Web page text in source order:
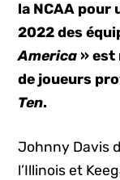
la NCAA pour
2022 des
America » est
de joueurs
Ten.
Johnny Davis
l’Illinois et